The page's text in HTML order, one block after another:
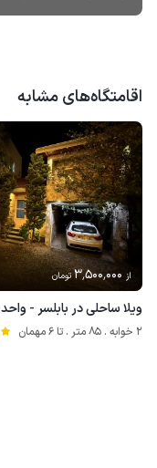
اقامتگاه‌های مشابه
از 3٬500٬000تومان
ویلا ساحلی در بابلسر - واحد ۷
2 خوابه . 85 متر . تا 6 مهمان